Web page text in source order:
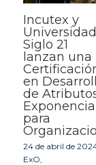
Incutex y
Universidad
Siglo 21
lanzan una
en
de
para
24 de abril de
ExO,